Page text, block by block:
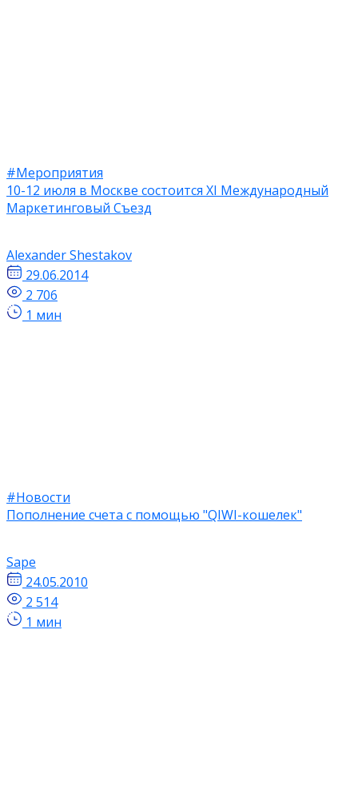
#Мероприятия
10-12 июля в Москве состоится XI Международный
Маркетинговый Съезд
Alexander Shestakov
29.06.2014
2 706
1 мин
#Новости
Пополнение счета с помощью "QIWI-кошелек"
Sape
24.05.2010
2 514
1 мин